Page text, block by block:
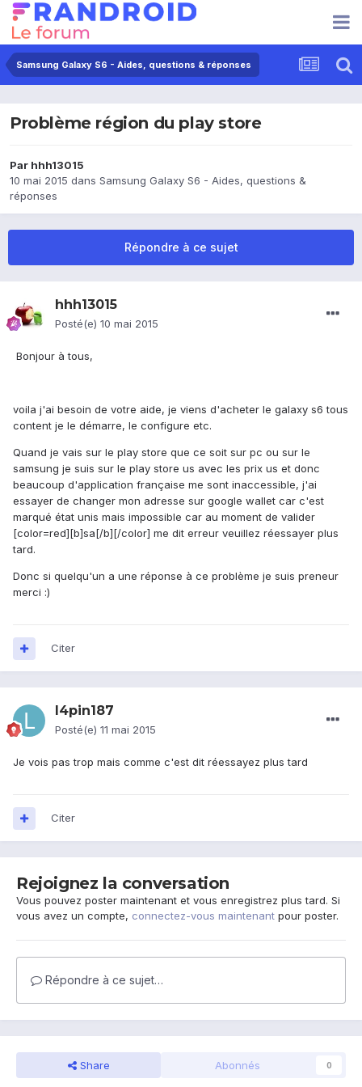
Samsung Galaxy S6 - Aides, questions & réponses
Problème région du play store
Par hhh13015
10 mai 2015 dans Samsung Galaxy S6 - Aides, questions &
réponses
Répondre à ce sujet
hhh13015
Posté(e) 10 mai 2015
Bonjour à tous,
voila j'ai besoin de votre aide, je viens d'acheter le galaxy s6 tous
content je le démarre, le configure etc.
Quand je vais sur le play store que ce soit sur pc ou sur le
samsung je suis sur le play store us avec les prix us et donc
beaucoup d'application française me sont inaccessible, j'ai
essayer de changer mon adresse sur google wallet car c'est
marqué état unis mais impossible car au moment de valider
[color=red][b]sa[/b][/color] me dit erreur veuillez réessayer plus
tard.
Donc si quelqu'un a une réponse à ce problème je suis preneur
merci :)
Citer
l4pin187
Posté(e) 11 mai 2015
Je vois pas trop mais comme c'est dit réessayez plus tard
Citer
Rejoignez la conversation
Vous pouvez poster maintenant et vous enregistrez plus tard. Si
vous avez un compte, connectez-vous maintenant pour poster.
Répondre à ce sujet…
Share Abonnés 0